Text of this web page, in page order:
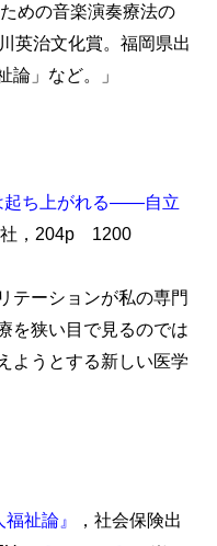
めの音楽演奏療法の
英治文化賞。福岡県出
論」など。」
起ち上がれる――自立
社，204p 1200
テーションが私の専門
を狭い目で見るのでは
ようとする新しい医学
福祉論』
，社会保険出